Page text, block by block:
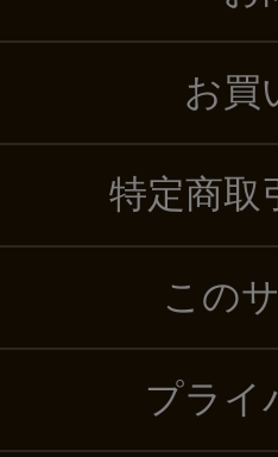
お買
特定商取
この
プライ